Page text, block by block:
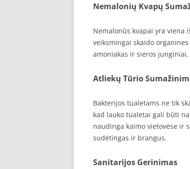
Nemalonių Kvapų
Nemalonūs kvapai yra
veiksmingai skaido
amoniakas ir sieros
Atliekų Tūrio
Bakterijos tualetams ne tik
kad lauko tualetai gali būti
naudinga kaimo vietovėse ir
sudėtingas ir brangus.
Sanitarijos Gerinimas